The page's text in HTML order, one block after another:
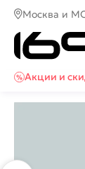
Москва и
Акции и